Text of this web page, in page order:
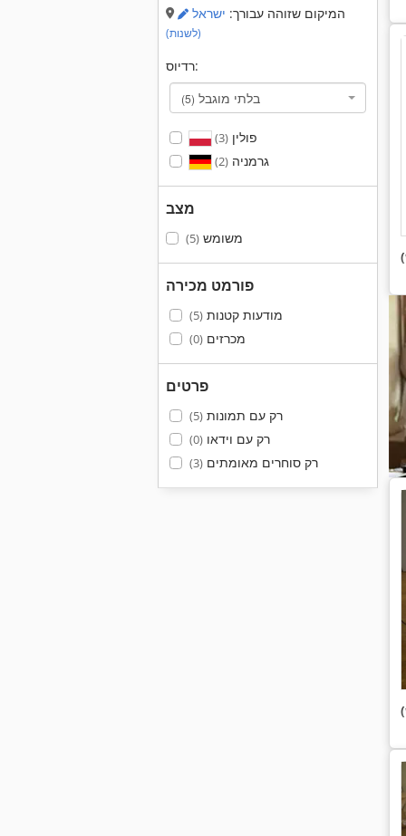
המיקום שזוהה עבורך: ישראל
(לשנות)
רדיוס:
בלתי מוגבל (5)
פולין(3)
גרמניה(2)
מצב
משומש(5)
פורמט מכירה
מודעות קטנות(5)
מכרזים(0)
פרטים
רק עם תמונות(5)
רק עם וידאו(0)
רק סוחרים מאומתים(3)